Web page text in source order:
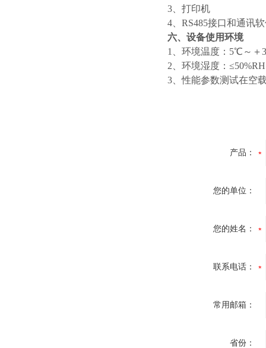
3、打印机
4、RS485接口和通讯
六、设备使用环境
1、环境温度：5℃～＋
2、环境湿度：
3、性能参数测试在空
产品：
您的单位：
您的姓名：
联系电话：
常用邮箱：
省份：